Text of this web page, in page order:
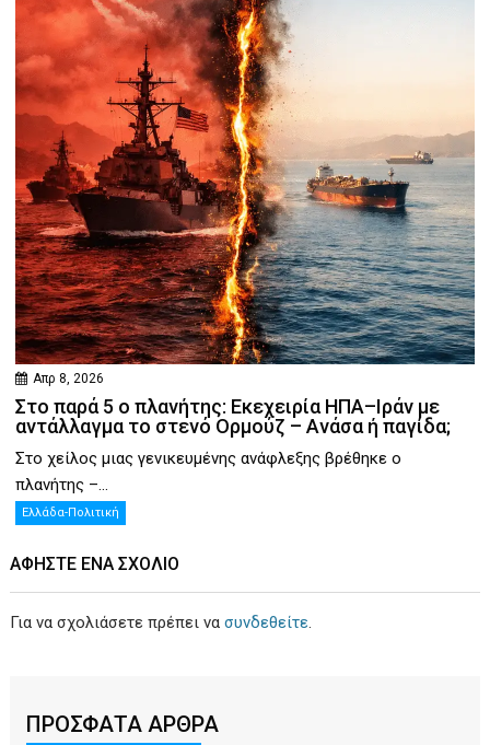
Απρ 8, 2026
Στο παρά 5 ο πλανήτης: Εκεχειρία ΗΠΑ–Ιράν με
αντάλλαγμα το στενό Ορμούζ – Ανάσα ή παγίδα;
Στο χείλος μιας γενικευμένης ανάφλεξης βρέθηκε ο
πλανήτης –...
Ελλάδα-Πολιτική
ΑΦΉΣΤΕ ΕΝΑ ΣΧΌΛΙΟ
Για να σχολιάσετε πρέπει νασυνδεθείτε.
ΠΡΟΣΦΑΤΑ ΑΡΘΡΑ